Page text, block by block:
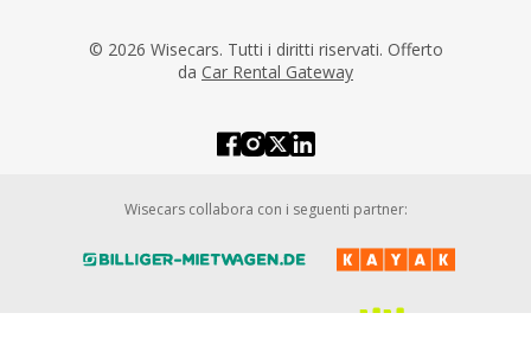
© 2026 Wisecars. Tutti i diritti riservati. Offerto
da Car Rental Gateway
Wisecars collabora con i seguenti partner: